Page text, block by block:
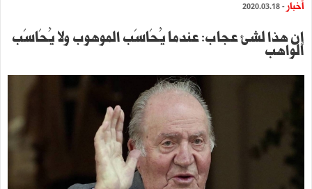
أخبار - 2020.03.18
إن هذا لشيء عجاب: عندما يُحَاسَب الموهوب ولا يُحَاسَب
الواهب